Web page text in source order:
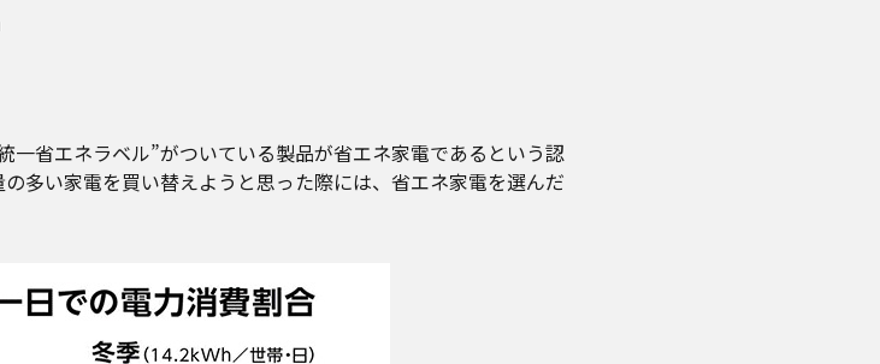
一省エネラベル”がついている製品が省エネ家電であるという認
多い家電を買い替えようと思った際には、省エネ家電を選んだ